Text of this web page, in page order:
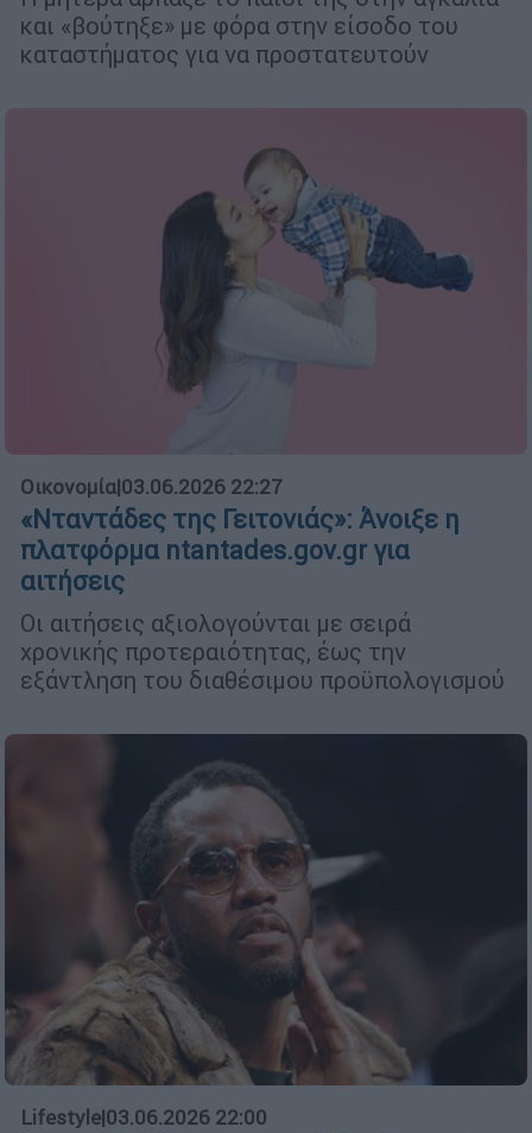
και «βούτηξε» με φόρα στην είσοδο του
καταστήματος για να προστατευτούν
Οικονομία|03.06.2026 22:27
«Νταντάδες της Γειτονιάς»: Άνοιξε η
πλατφόρμα ntantades.gov.gr για
αιτήσεις
Οι αιτήσεις αξιολογούνται με σειρά
χρονικής προτεραιότητας, έως την
εξάντληση του διαθέσιμου προϋπολογισμού
Lifestyle|03.06.2026 22:00